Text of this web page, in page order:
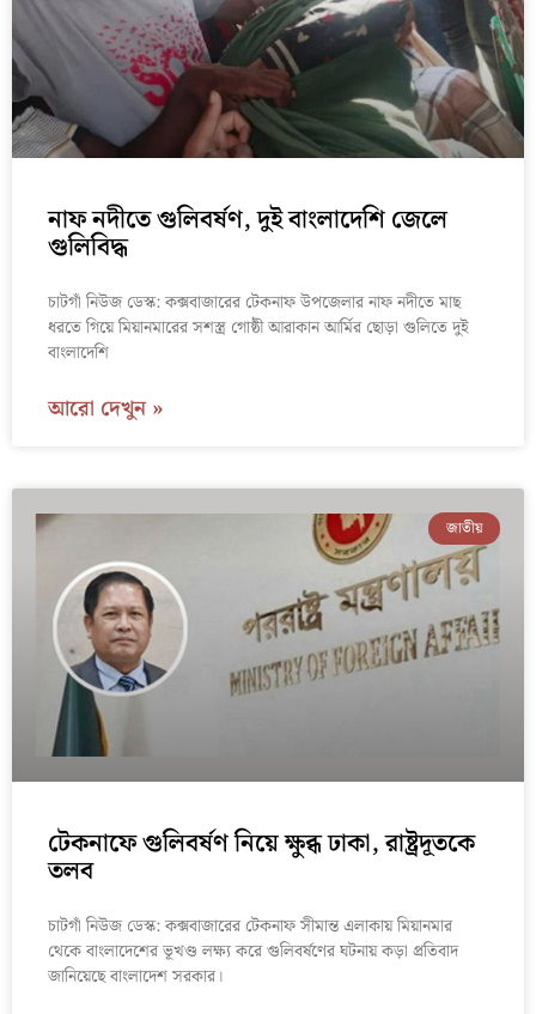
নাফ নদীতে গুলিবর্ষণ, দুই বাংলাদেশি জেলে
গুলিবিদ্ধ
চাটগাঁ নিউজ ডেস্ক: কক্সবাজারের টেকনাফ উপজেলার নাফ নদীতে মাছ
ধরতে গিয়ে মিয়ানমারের সশস্ত্র গোষ্ঠী আরাকান আর্মির ছোড়া গুলিতে দুই
বাংলাদেশি
আরো দেখুন »
জাতীয়
টেকনাফে গুলিবর্ষণ নিয়ে ক্ষুব্ধ ঢাকা, রাষ্ট্রদূতকে
তলব
চাটগাঁ নিউজ ডেস্ক: কক্সবাজারের টেকনাফ সীমান্ত এলাকায় মিয়ানমার
থেকে বাংলাদেশের ভূখণ্ড লক্ষ্য করে গুলিবর্ষণের ঘটনায় কড়া প্রতিবাদ
জানিয়েছে বাংলাদেশ সরকার।